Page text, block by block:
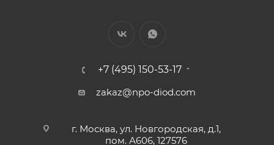
+7 (495) 150-53-17
zakaz@npo-diod.com
г. Москва, ул. Новгородская, д.1,
пом. А606, 127576